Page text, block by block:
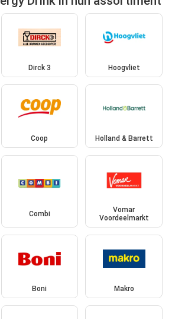
Dirck 3 Hoogvliet
Coop Holland & Barrett
Combi
Vomar
Voordeelmarkt
Boni Makro